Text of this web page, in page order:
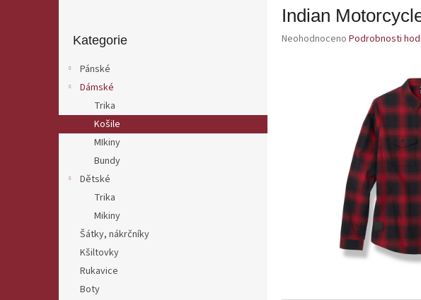
kategorie
Kategorie
Pánské
Dámské
Trika
Košile
MIkiny
Bundy
Dětské
Trika
Mikiny
Šátky, nákrčníky
Kšiltovky
Rukavice
Boty
Indian
Průměrné
Neohodnoceno Podrobnosti